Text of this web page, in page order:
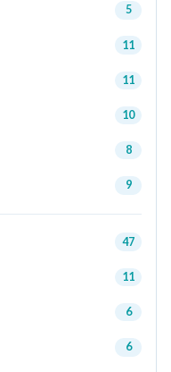
5
11
11
10
8
9
47
11
6
6